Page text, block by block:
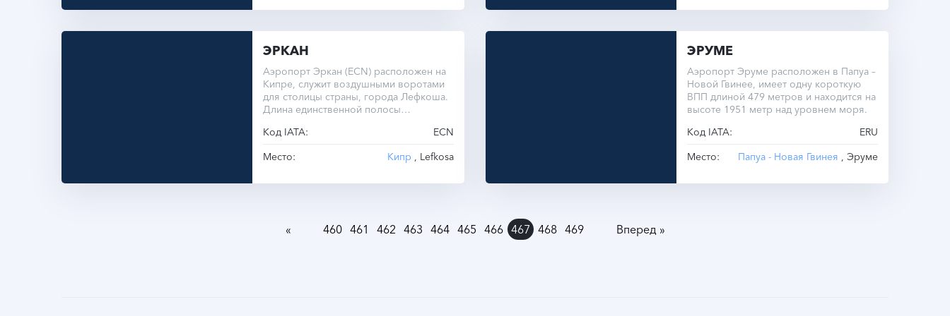
ЭРКАН
Аэропорт Эркан (ECN) расположен на
Кипре, служит воздушными воротами
для столицы страны, города Лефкоша.
Длина единственной полосы
Код IATA:
ECN
Место:
Кипр , Lefkosa
ЭРУМЕ
Аэропорт Эруме расположен в Папуа –
Новой Гвинее, имеет одну короткую
ВПП длиной 479 метров и находится на
высоте 1951 метр над уровнем моря.
Код IATA:
ERU
Место:
Папуа - Новая Гвинея , Эруме
« 460 461 462 463 464 465 466 467 468 469 »